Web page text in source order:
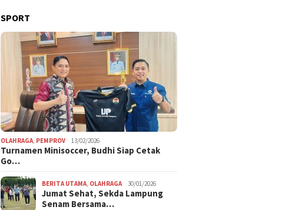
SPORT
OLAHRAGA PEMPROV 13/02/2026
Turnamen Minisoccer, Budhi Siap Cetak
Go…
BERITA UTAMA OLAHRAGA 30/01/2026
Jumat Sehat, Sekda Lampung
Senam Bersama…